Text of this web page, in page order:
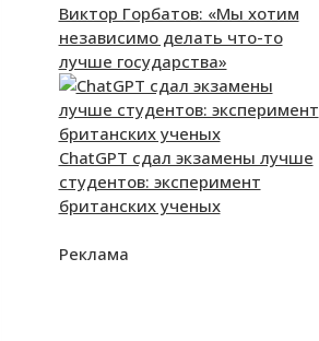
Виктор Горбатов: «Мы хотим
независимо делать что-то
лучше государства»
ChatGPT сдал экзамены лучше
студентов: эксперимент
британских ученых
Реклама